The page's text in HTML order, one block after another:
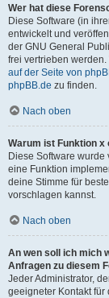
Wer hat diese
Diese Software (in
entwickelt und
der GNU General
frei vertrieben
auf der Seite von
phpBB.de zu finden.
Nach oben
Warum ist Funktion x
Diese Software
eine Funktion
deine Stimme für
vorschlagen kannst.
Nach oben
An wen soll ich mich
Anfragen zu diesem
Jeder Administrator,
geeigneter Kontakt für